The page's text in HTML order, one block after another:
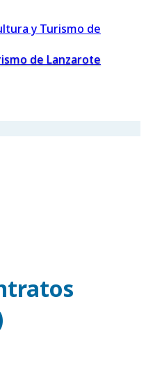
de Lanzarote